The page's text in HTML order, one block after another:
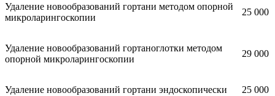
Удаление новообразований гортани методом опорной
микроларингоскопии
25 000
Удаление новообразований гортаноглотки методом
опорной микроларингоскопии
29 000
Удаление новообразований гортани эндоскопически 25 000